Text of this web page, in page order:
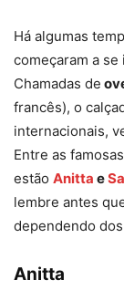
Há algumas
começaram a
Chamadas de
francês), o
internacionais,
Entre as
estão Anitta e
lembre antes
dependendo
Anitta